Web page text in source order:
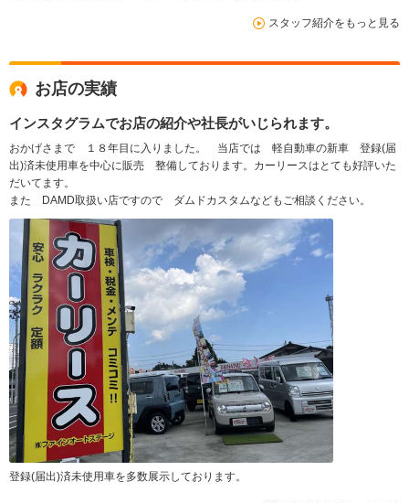
スタッフ紹介をもっと見る
お店の実績
インスタグラムでお店の紹介や社長がいじられます。
おかげさまで １８年目に入りました。 当店では 軽自動車の新車 登録(届
出)済未使用車を中心に販売 整備しております。カーリースはとても好評いた
だいてます。
また DAMD取扱い店ですので ダムドカスタムなどもご相談ください。
登録(届出)済未使用車を多数展示しております。